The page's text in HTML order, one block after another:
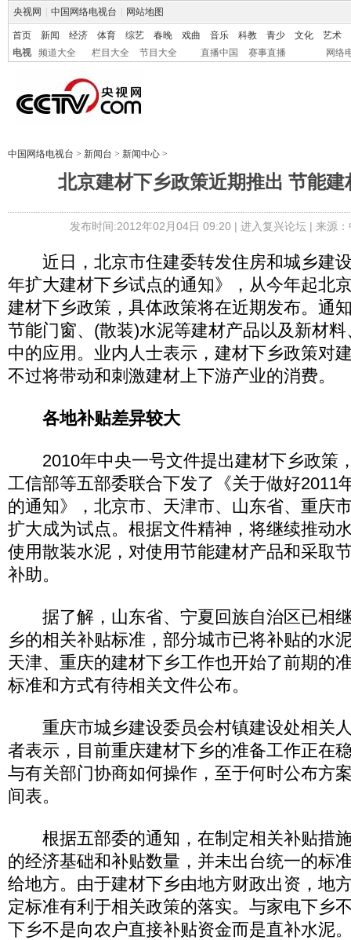
央视网 中国网络电视台 网站地图
首页 新闻 经济 体育 综艺 春晚 戏曲 音乐 科教 青少 文化
艺术
电视
频道大全 栏目大全 节目大全 直播中国 赛事直播 网络
中国网络电视台 > 新闻台 > 新闻中心 >
北京建材下乡政策近期推出 节能建
发布时间:2012年02月04日 09:20 | 进入复兴论坛| 来源
近日，北京市住建委转发住房和城乡建
年扩大建材下乡试点的通知》，从今年起北
建材下乡政策，具体政策将在近期发布。通
节能门窗、(散装)水泥等建材产品以及新材
中的应用。业内人士表示，建材下乡政策对
不过将带动和刺激建材上下游产业的消费。
各地补贴差异较大
2010年中央一号文件提出建材下乡政策
工信部等五部委联合下发了《关于做好2011
的通知》，北京市、天津市、山东省、重庆
扩大成为试点。根据文件精神，将继续推动
使用散装水泥，对使用节能建材产品和采取
补助。
据了解，山东省、宁夏回族自治区已相
乡的相关补贴标准，部分城市已将补贴的水
天津、重庆的建材下乡工作也开始了前期的
标准和方式有待相关文件公布。
重庆市城乡建设委员会村镇建设处相关
者表示，目前重庆建材下乡的准备工作正在
与有关部门协商如何操作，至于何时公布方
间表。
根据五部委的通知，在制定相关补贴措
的经济基础和补贴数量，并未出台统一的标
给地方。由于建材下乡由地方财政出资，地
定标准有利于相关政策的落实。与家电下乡
下乡不是向农户直接补贴资金而是直补水泥